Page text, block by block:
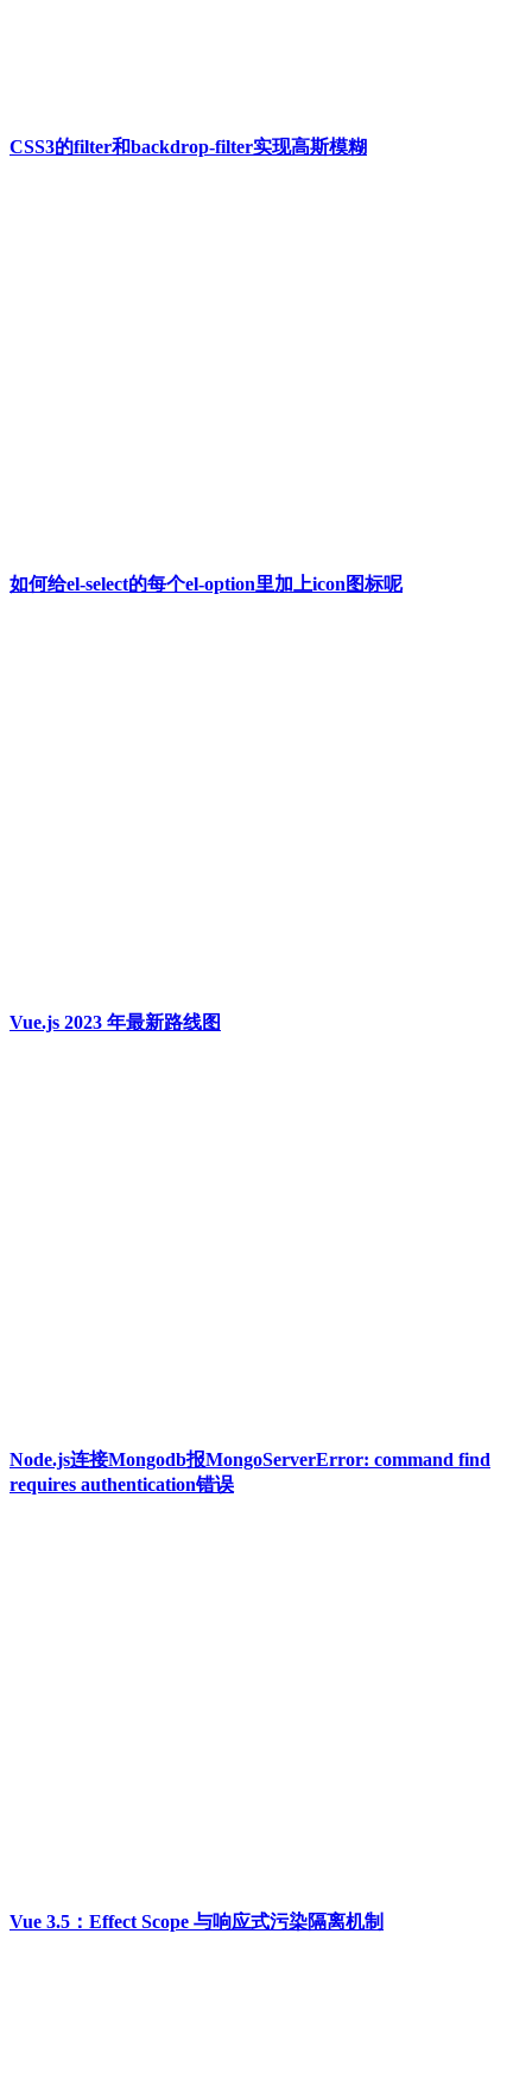
CSS3的filter和backdrop-filter实现高斯模糊
如何给el-select的每个el-option里加上icon图标呢
Vue.js 2023 年最新路线图
Node.js连接Mongodb报MongoServerError: command find
requires authentication错误
Vue 3.5：Effect Scope 与响应式污染隔离机制